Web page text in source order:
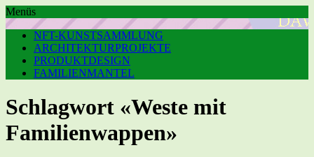
Menüs
NFT-KUNSTSAMMLUNG
ARCHITEKTURPROJEKTE
PRODUKTDESIGN
FAMILIENMANTEL
Schlagwort «Weste mit
Familienwappen»